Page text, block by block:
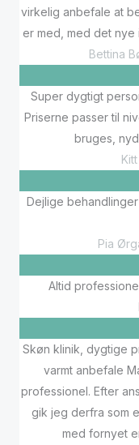
virkelig anbefale at
er med, med det
Bettina
Super dygtigt
Priserne passer til
bruges,
Dejlige
Pia
Altid
Skøn klinik, dygtige
varmt anbefale
professionel. Efter
gik jeg derfra som
med fornyet